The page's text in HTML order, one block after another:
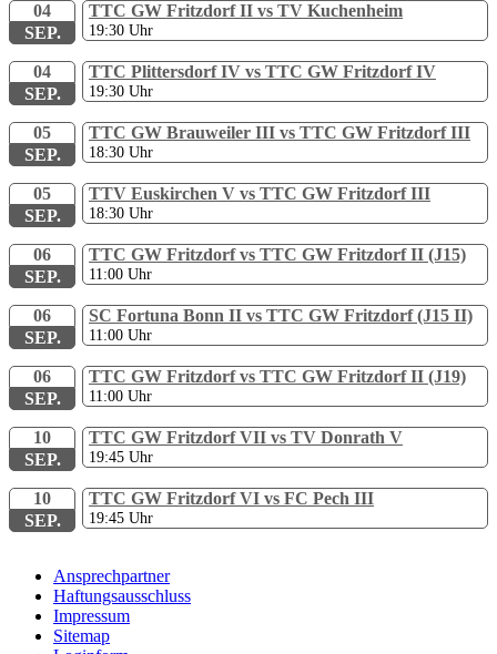
04
SEP.
TTC GW Fritzdorf II vs TV Kuchenheim
19:30 Uhr
04
SEP.
TTC Plittersdorf IV vs TTC GW Fritzdorf IV
19:30 Uhr
05
SEP.
TTC GW Brauweiler III vs TTC GW Fritzdorf III
18:30 Uhr
05
SEP.
TTV Euskirchen V vs TTC GW Fritzdorf III
18:30 Uhr
06
SEP.
TTC GW Fritzdorf vs TTC GW Fritzdorf II (J15)
11:00 Uhr
06
SEP.
SC Fortuna Bonn II vs TTC GW Fritzdorf (J15 II)
11:00 Uhr
06
SEP.
TTC GW Fritzdorf vs TTC GW Fritzdorf II (J19)
11:00 Uhr
10
SEP.
TTC GW Fritzdorf VII vs TV Donrath V
19:45 Uhr
10
SEP.
TTC GW Fritzdorf VI vs FC Pech III
19:45 Uhr
Ansprechpartner
Haftungsausschluss
Impressum
Sitemap